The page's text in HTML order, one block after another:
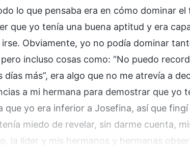
lo que pensaba era en cómo dominar
que yo tenía una buena aptitud y era
Obviamente, yo no podía dominar
incluso cosas como: “No puedo
más”, era algo que no me atrevía a
a mi hermana para demostrar que yo
que yo era inferior a Josefina, así que
miedo de revelar, sin darme cuenta,
la líder y mis hermanos y hermanas